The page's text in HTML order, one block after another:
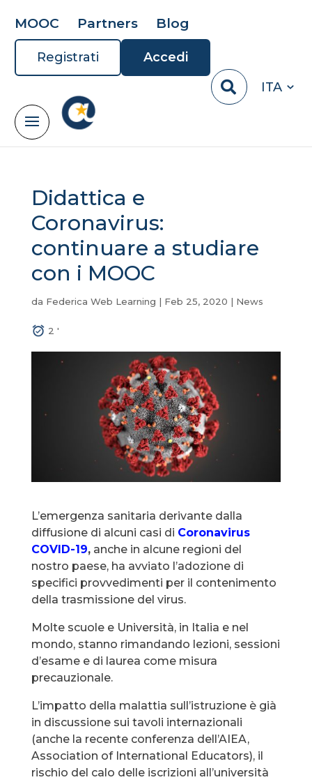
MOOC Partners Blog
Registrati
Accedi
ITA
Didattica e
Coronavirus:
continuare a studiare
con i MOOC
da Federica Web Learning | Feb 25, 2020 | News
2 '
L’emergenza sanitaria derivante dalla
diffusione di alcuni casi di Coronavirus
COVID-19,anche in alcune regioni del
nostro paese, ha avviato l’adozione di
specifici provvedimenti per il contenimento
della trasmissione del virus.
Molte scuole e Università, in Italia e nel
mondo, stanno rimandando lezioni, sessioni
d’esame e di laurea come misura
precauzionale.
L’impatto della malattia sull’istruzione è già
in discussione sui tavoli internazionali
(anche la recente conferenza dell’AIEA,
Association of International Educators), il
rischio del calo delle iscrizioni all’università